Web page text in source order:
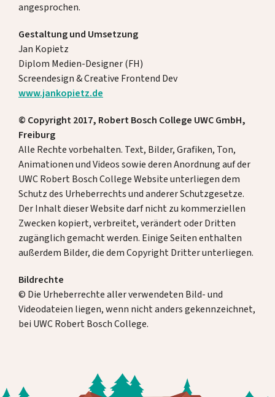
angesprochen.
Gestaltung und Umsetzung
Jan Kopietz
Diplom Medien-Designer (FH)
Screendesign & Creative Frontend Dev
www.jankopietz.de
© Copyright 2017, Robert Bosch College UWC GmbH,
Freiburg
Alle Rechte vorbehalten. Text, Bilder, Grafiken, Ton,
Animationen und Videos sowie deren Anordnung auf der
UWC Robert Bosch College Website unterliegen dem
Schutz des Urheberrechts und anderer Schutzgesetze.
Der Inhalt dieser Website darf nicht zu kommerziellen
Zwecken kopiert, verbreitet, verändert oder Dritten
zugänglich gemacht werden. Einige Seiten enthalten
außerdem Bilder, die dem Copyright Dritter unterliegen.
Bildrechte
© Die Urheberrechte aller verwendeten Bild- und
Videodateien liegen, wenn nicht anders gekennzeichnet,
bei UWC Robert Bosch College.